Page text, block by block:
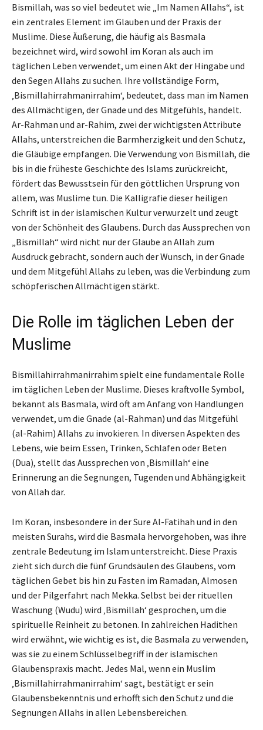
Bismillah, was so viel bedeutet wie „Im Namen Allahs“, ist
ein zentrales Element im Glauben und der Praxis der
Muslime. Diese Äußerung, die häufig als Basmala
bezeichnet wird, wird sowohl im Koran als auch im
täglichen Leben verwendet, um einen Akt der Hingabe und
den Segen Allahs zu suchen. Ihre vollständige Form,
‚Bismillahirrahmanirrahim‘, bedeutet, dass man im Namen
des Allmächtigen, der Gnade und des Mitgefühls, handelt.
Ar-Rahman und ar-Rahim, zwei der wichtigsten Attribute
Allahs, unterstreichen die Barmherzigkeit und den Schutz,
die Gläubige empfangen. Die Verwendung von Bismillah, die
bis in die früheste Geschichte des Islams zurückreicht,
fördert das Bewusstsein für den göttlichen Ursprung von
allem, was Muslime tun. Die Kalligrafie dieser heiligen
Schrift ist in der islamischen Kultur verwurzelt und zeugt
von der Schönheit des Glaubens. Durch das Aussprechen von
„Bismillah“ wird nicht nur der Glaube an Allah zum
Ausdruck gebracht, sondern auch der Wunsch, in der Gnade
und dem Mitgefühl Allahs zu leben, was die Verbindung zum
schöpferischen Allmächtigen stärkt.
Die Rolle im täglichen Leben der
Muslime
Bismillahirrahmanirrahim spielt eine fundamentale Rolle
im täglichen Leben der Muslime. Dieses kraftvolle Symbol,
bekannt als Basmala, wird oft am Anfang von Handlungen
verwendet, um die Gnade (al-Rahman) und das Mitgefühl
(al-Rahim) Allahs zu invokieren. In diversen Aspekten des
Lebens, wie beim Essen, Trinken, Schlafen oder Beten
(Dua), stellt das Aussprechen von ‚Bismillah‘ eine
Erinnerung an die Segnungen, Tugenden und Abhängigkeit
von Allah dar.
Im Koran, insbesondere in der Sure Al-Fatihah und in den
meisten Surahs, wird die Basmala hervorgehoben, was ihre
zentrale Bedeutung im Islam unterstreicht. Diese Praxis
zieht sich durch die fünf Grundsäulen des Glaubens, vom
täglichen Gebet bis hin zu Fasten im Ramadan, Almosen
und der Pilgerfahrt nach Mekka. Selbst bei der rituellen
Waschung (Wudu) wird ‚Bismillah‘ gesprochen, um die
spirituelle Reinheit zu betonen. In zahlreichen Hadithen
wird erwähnt, wie wichtig es ist, die Basmala zu verwenden,
was sie zu einem Schlüsselbegriff in der islamischen
Glaubenspraxis macht. Jedes Mal, wenn ein Muslim
‚Bismillahirrahmanirrahim‘ sagt, bestätigt er sein
Glaubensbekenntnis und erhofft sich den Schutz und die
Segnungen Allahs in allen Lebensbereichen.